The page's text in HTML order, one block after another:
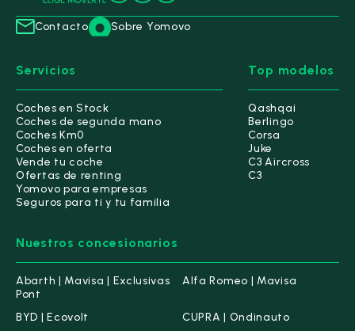
Contacto Sobre Yomovo
Servicios
Coches en Stock
Coches de segunda mano
Coches Km0
Coches en oferta
Vende tu coche
Ofertas de renting
Yomovo para empresas
Seguros para ti y tu familia
Top modelos
Qashqai
Berlingo
Corsa
Juke
C3 Aircross
C3
Nuestros concesionarios
Abarth | Mavisa | Exclusivas
Pont
Alfa Romeo | Mavisa
BYD | Ecovolt
CUPRA | Ondinauto